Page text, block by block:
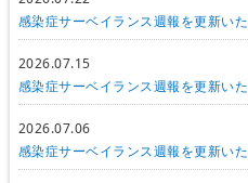
感染症サーベイランス週報を更新い
2026.07.15
感染症サーベイランス週報を更新い
2026.07.06
感染症サーベイランス週報を更新い